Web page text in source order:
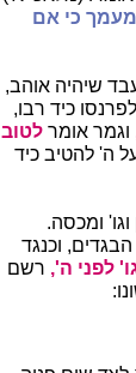
כי אם
שיהיה אוהב,
כיד רבו,
וגמר אומר לטוב
ה' להטיב כיד
ומכסה.
וכנגד
לפני ה', רשם